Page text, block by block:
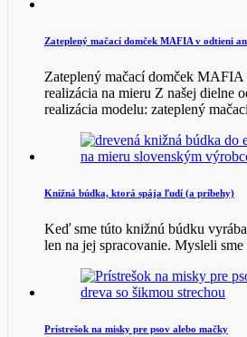
Zateplený mačací domček MAFIA v odtieni
Zateplený mačací domček MAFIA
realizácia na mieru Z našej dielne
realizácia modelu: zateplený
Knižná búdka, ktorá spája ľudí (a príbehy)
Keď sme túto knižnú búdku
len na jej spracovanie. Mysleli
Prístrešok na misky pre psov alebo mačky